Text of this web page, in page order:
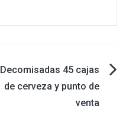
Decomisadas 45 cajas
de cerveza y punto de
venta